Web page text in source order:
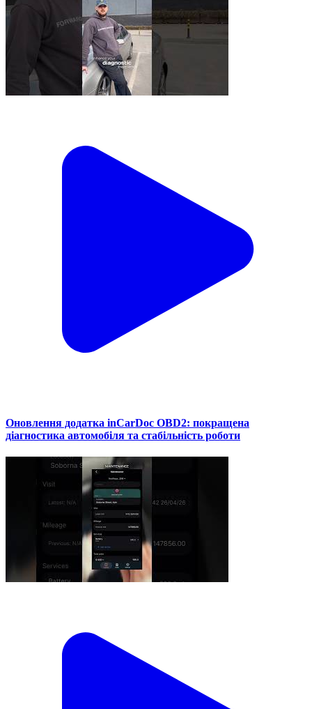
Оновлення додатка inCarDoc OBD2: покращена
діагностика автомобіля та стабільність роботи